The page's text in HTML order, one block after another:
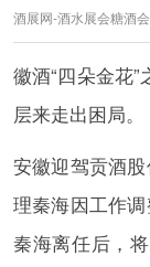
酒展网-酒水展会糖酒
徽酒“四朵金花
层来走出困局。
安徽迎驾贡酒
理秦海因工作调
秦海离任后，